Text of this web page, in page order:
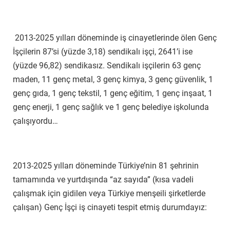
2013-2025 yılları döneminde iş cinayetlerinde ölen Genç
İşçilerin 87’si (yüzde 3,18) sendikalı işçi, 2641’i ise
(yüzde 96,82) sendikasız. Sendikalı işçilerin 63 genç
maden, 11 genç metal, 3 genç kimya, 3 genç güvenlik, 1
genç gıda, 1 genç tekstil, 1 genç eğitim, 1 genç inşaat, 1
genç enerji, 1 genç sağlık ve 1 genç belediye işkolunda
çalışıyordu…
2013-2025 yılları döneminde Türkiye’nin 81 şehrinin
tamamında ve yurtdışında “az sayıda” (kısa vadeli
çalışmak için gidilen veya Türkiye menşeili şirketlerde
çalışan) Genç İşçi iş cinayeti tespit etmiş durumdayız: